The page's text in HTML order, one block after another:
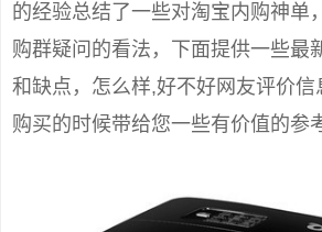
的经验总结了一些对淘宝内购神单
购群疑问的看法，下面提供一些最
和缺点，怎么样,好不好网友评价信
购买的时候带给您一些有价值的参